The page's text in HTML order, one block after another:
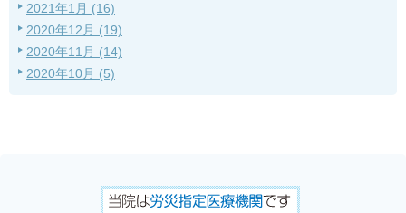
2021年1月 (16)
2020年12月 (19)
2020年11月 (14)
2020年10月 (5)